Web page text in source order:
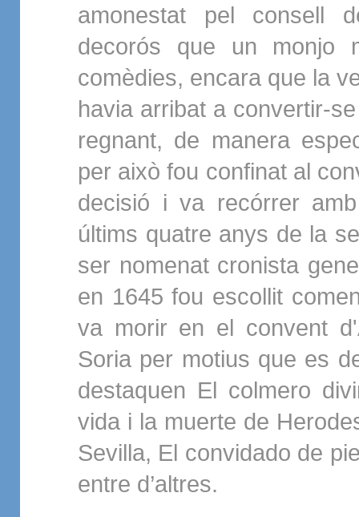
amonestat pel consell
decorós que un monjo
comèdies, encara que la
havia arribat a convertir-
regnant, de manera
per això fou confinat al
decisió i va recórrer
últims quatre anys de la
ser nomenat cronista
en 1645 fou escollit
va morir en el convent
Soria per motius que es
destaquen El colmero
vida i la muerte de
Sevilla, El convidado de
entre d’altres.